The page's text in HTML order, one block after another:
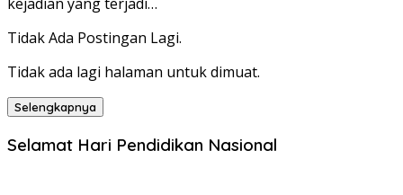
Tidak Ada Postingan Lagi.
Tidak ada lagi halaman untuk dimuat.
Selengkapnya
Selamat Hari Pendidikan Nasional